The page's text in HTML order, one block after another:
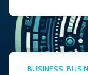
BUSINESS